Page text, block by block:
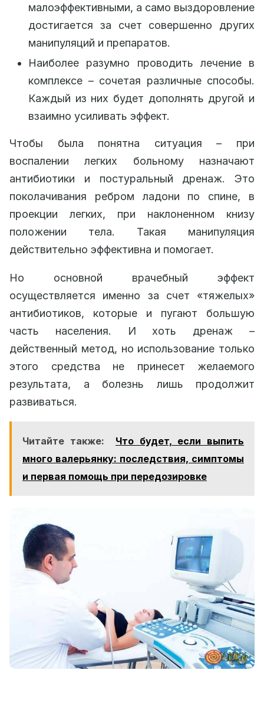
малоэффективными, а само выздоровление
достигается за счет совершенно других
манипуляций и препаратов.
Наиболее разумно проводить лечение в
комплексе – сочетая различные способы.
Каждый из них будет дополнять другой и
взаимно усиливать эффект.
Чтобы была понятна ситуация – при
воспалении легких больному назначают
антибиотики и постуральный дренаж. Это
поколачивания ребром ладони по спине, в
проекции легких, при наклоненном книзу
положении тела. Такая манипуляция
действительно эффективна и помогает.
Но основной врачебный эффект
осуществляется именно за счет «тяжелых»
антибиотиков, которые и пугают большую
часть населения. И хоть дренаж –
действенный метод, но использование только
этого средства не принесет желаемого
результата, а болезнь лишь продолжит
развиваться.
Читайте также:
Что будет, если выпить
много валерьянку: последствия, симптомы
и первая помощь при передозировке